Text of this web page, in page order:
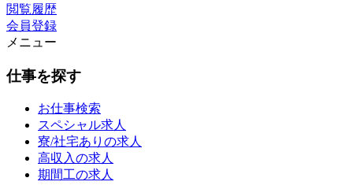
閲覧履歴
会員登録
メニュー
仕事を探す
お仕事検索
スペシャル求人
寮/社宅ありの求人
高収入の求人
期間工の求人